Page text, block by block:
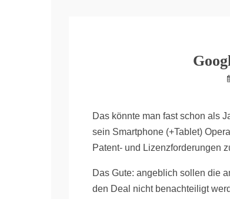
Das könnte man fast schon als
sein Smartphone (+Tablet)
Patent- und Lizenzforderungen
Das Gute: angeblich sollen die
den Deal nicht benachteiligt